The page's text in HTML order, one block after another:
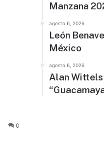
0
Manzana
agosto 6, 2026
León
México
agosto 6, 2026
Alan